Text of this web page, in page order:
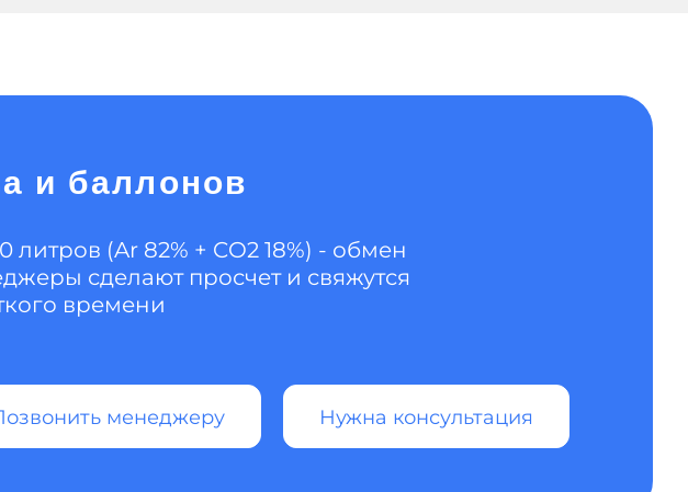
и баллонов
(Ar 82% + CO2 18%) - обмен
сделают просчет и свяжутся
времени
менеджеру Нужна консультация